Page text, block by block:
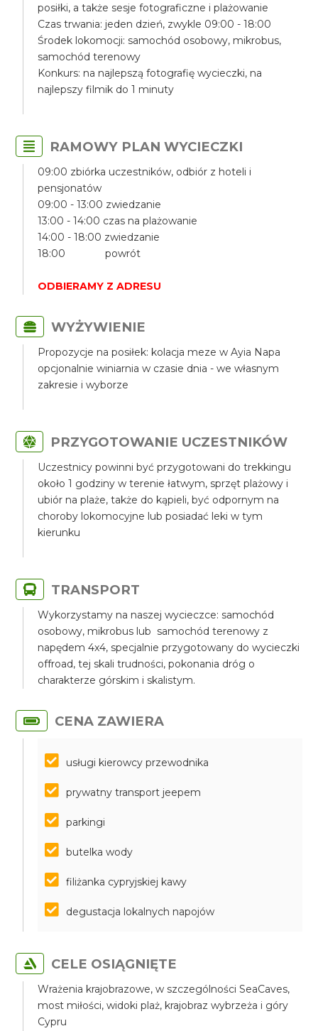
posiłki, a także sesje fotograficzne i plażowanie
Czas trwania: jeden dzień, zwykle 09:00 - 18:00
Środek lokomocji: samochód osobowy, mikrobus,
samochód terenowy
Konkurs: na najlepszą fotografię wycieczki, na
najlepszy filmik do 1 minuty
RAMOWY PLAN WYCIECZKI
09:00 zbiórka uczestników, odbiór z hoteli i
pensjonatów
09:00 - 13:00 zwiedzanie
13:00 - 14:00 czas na plażowanie
14:00 - 18:00 zwiedzanie
18:00 powrót
ODBIERAMY Z ADRESU
WYŻYWIENIE
Propozycje na posiłek: kolacja meze w Ayia Napa
opcjonalnie winiarnia w czasie dnia - we własnym
zakresie i wyborze
PRZYGOTOWANIE UCZESTNIKÓW
Uczestnicy powinni być przygotowani do trekkingu
około 1 godziny w terenie łatwym, sprzęt plażowy i
ubiór na plaże, także do kąpieli, być odpornym na
choroby lokomocyjne lub posiadać leki w tym
kierunku
TRANSPORT
Wykorzystamy na naszej wycieczce: samochód
osobowy, mikrobus lub samochód terenowy z
napędem 4x4, specjalnie przygotowany do wycieczki
offroad, tej skali trudności, pokonania dróg o
charakterze górskim i skalistym.
CENA ZAWIERA
usługi kierowcy przewodnika
prywatny transport jeepem
parkingi
butelka wody
filiżanka cypryjskiej kawy
degustacja lokalnych napojów
CELE OSIĄGNIĘTE
Wrażenia krajobrazowe, w szczególności SeaCaves,
most miłości, widoki plaż, krajobraz wybrzeża i góry
Cypru